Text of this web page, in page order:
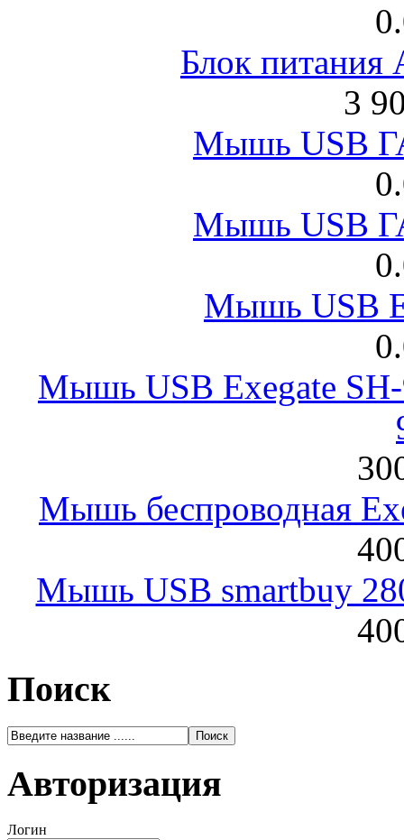
Блок питания
3
Мышь USB
Мышь USB
Мышь USB
Мышь USB Exegate
Мышь беспроводная
Мышь USB smartbuy
Поиск
Авторизация
Логин